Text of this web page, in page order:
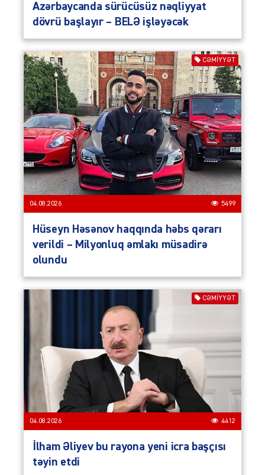
Azərbaycanda sürücüsüz nəqliyyat
dövrü başlayır – BELƏ işləyəcək
CƏMIYYƏT
04.08.2026 5499
Hüseyn Həsənov haqqında həbs qərarı
verildi – Milyonluq əmlakı müsadirə
olundu
CƏMIYYƏT
04.08.2026 4412
İlham Əliyev bu rayona yeni icra başçısı
təyin etdi